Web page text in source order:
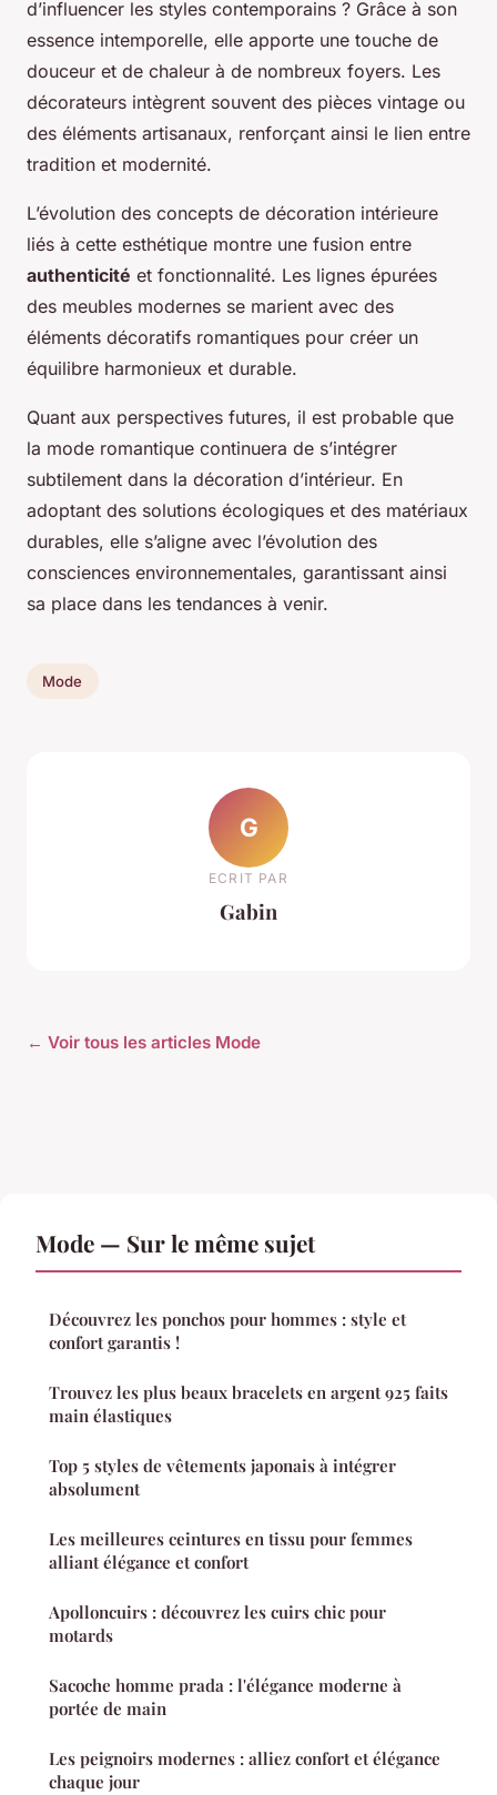
d’influencer les styles contemporains ? Grâce à son
essence intemporelle, elle apporte une touche de
douceur et de chaleur à de nombreux foyers. Les
décorateurs intègrent souvent des pièces vintage ou
des éléments artisanaux, renforçant ainsi le lien entre
tradition et modernité.
L’évolution des concepts de décoration intérieure
liés à cette esthétique montre une fusion entre
authenticité et fonctionnalité. Les lignes épurées
des meubles modernes se marient avec des
éléments décoratifs romantiques pour créer un
équilibre harmonieux et durable.
Quant aux perspectives futures, il est probable que
la mode romantique continuera de s’intégrer
subtilement dans la décoration d’intérieur. En
adoptant des solutions écologiques et des matériaux
durables, elle s’aligne avec l’évolution des
consciences environnementales, garantissant ainsi
sa place dans les tendances à venir.
Mode
G
ECRIT PAR
Gabin
← Voir tous les articles Mode
Mode — Sur le même sujet
Découvrez les ponchos pour hommes : style et
confort garantis !
Trouvez les plus beaux bracelets en argent 925 faits
main élastiques
Top 5 styles de vêtements japonais à intégrer
absolument
Les meilleures ceintures en tissu pour femmes
alliant élégance et confort
Apolloncuirs : découvrez les cuirs chic pour
motards
Sacoche homme prada : l'élégance moderne à
portée de main
Les peignoirs modernes : alliez confort et élégance
chaque jour